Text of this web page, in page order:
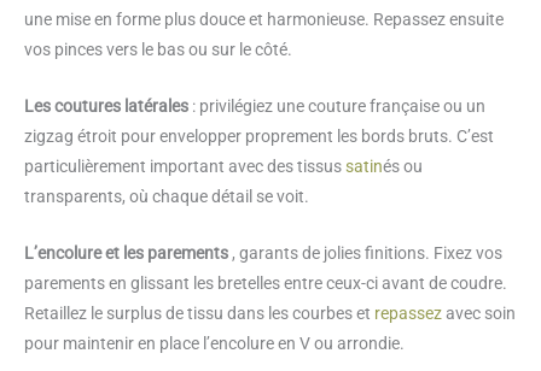
une mise en forme plus douce et harmonieuse. Repassez ensuite
vos pinces vers le bas ou sur le côté.
Les coutures latérales : privilégiez une couture française ou un
zigzag étroit pour envelopper proprement les bords bruts. C’est
particulièrement important avec des tissus satinés ou
transparents, où chaque détail se voit.
L’encolure et les parements , garants de jolies finitions. Fixez vos
parements en glissant les bretelles entre ceux-ci avant de coudre.
Retaillez le surplus de tissu dans les courbes et repassezavec soin
pour maintenir en place l’encolure en V ou arrondie.